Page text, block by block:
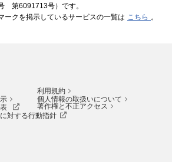
第6091713号）です。
ークを掲示しているサービスの一覧は こちら 。
利用規約
個人情報の取扱いについて
著作権と不正アクセス
対する行動指針